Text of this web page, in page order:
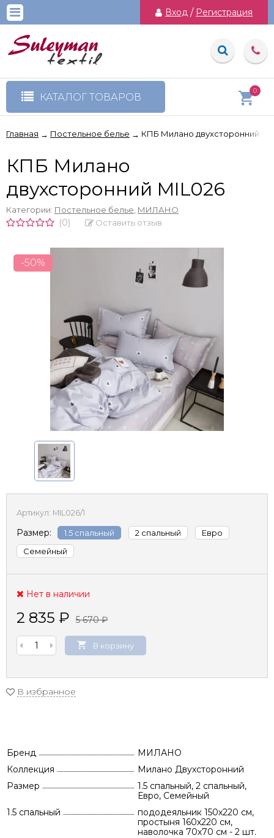
Вход / Регистрация
КАТАЛОГ ТОВАРОВ
0
Главная → Постельное белье → КПБ Милано двухсторонний
КПБ Милано
двухсторонний MIL026
Категории: Постельное белье МИЛАНО
(0) Оставить отзыв
-50%
Артикул: MIL026/1
Размер: 1.5 спальный 2 спальный
Евро
Семейный
Нет в наличии
2 835 ₽ 5 670₽
В корзину
В избранное
Бренд
МИЛАНО
Коллекция
Милано Двухсторонний
Размер
1.5 спальный, 2 спальный,
Евро, Семейный
1.5 спальный
пододеяльник 150х220 см,
простыня 160х220 см,
наволочка 70х70 см - 2 шт.